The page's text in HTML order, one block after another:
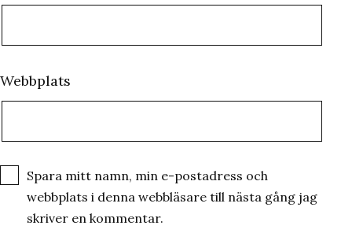
Webbplats
Spara mitt namn, min e-postadress och
webbplats i denna webbläsare till nästa gång jag
skriver en kommentar.